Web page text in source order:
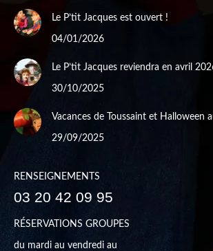
Le P’tit Jacques est ouvert !
04/01/2026
Le P’tit Jacques reviendra en avril
30/10/2025
Vacances de Toussaint et Halloween
29/09/2025
RENSEIGNEMENTS
03 20 42 09 95
RÉSERVATIONS GROUPES
du mardi au vendredi au